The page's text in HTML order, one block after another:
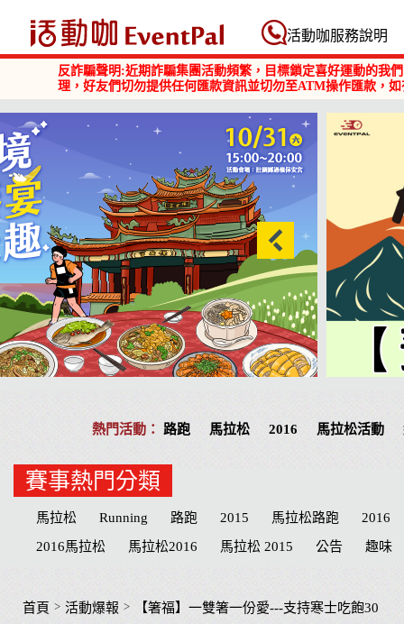
活動咖 Eventpal
活動咖服務說明
反詐騙聲明:近期詐騙集團活動頻繁，目標鎖定喜好運動的我
理，好友們切勿提供任何匯款資訊並切勿至ATM操作匯款，
路跑 馬拉松 2016 馬拉松活動
賽事熱門分類
馬拉松 Running 路跑 2015 馬拉松路跑
2016
2016馬拉松
馬拉松2016 馬拉松 2015 公告
趣味
志工
台北市 台中 物資 臺北 宜蘭
首頁 > 活動爆報 > 【箸福】一雙箸一份愛---支持寒士吃飽30